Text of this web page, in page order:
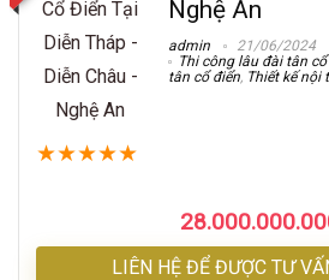
Nghệ An
admin
21/06/2024
Thi công lâu đài tân
tân cổ điển, Thiết kế nội
★★★★★
LIÊN HỆ ĐỂ ĐƯỢC TƯ